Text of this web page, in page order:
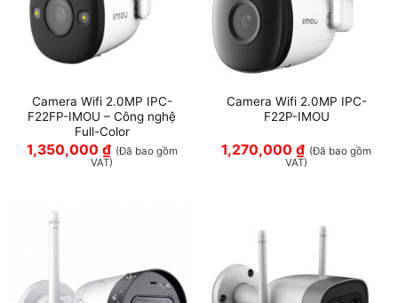
Camera Wifi 2.0MP IPC-
F22FP-IMOU – Công nghệ
Full-Color
1,350,000 ₫ (Đã bao gồm
VAT)
Camera Wifi 2.0MP IPC-
F22P-IMOU
1,270,000 ₫ (Đã bao gồm
VAT)